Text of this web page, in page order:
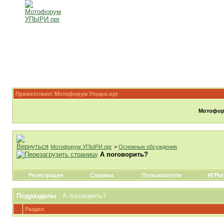
Приветствие! Мотофорум Упыри.орг
Мотофорум УПЫРИ.орг > Основные обсуждения
А поговорить?
Регистрация Справка Пользователи ИГРЫ
Подразделы : А поговорить?
Раздел